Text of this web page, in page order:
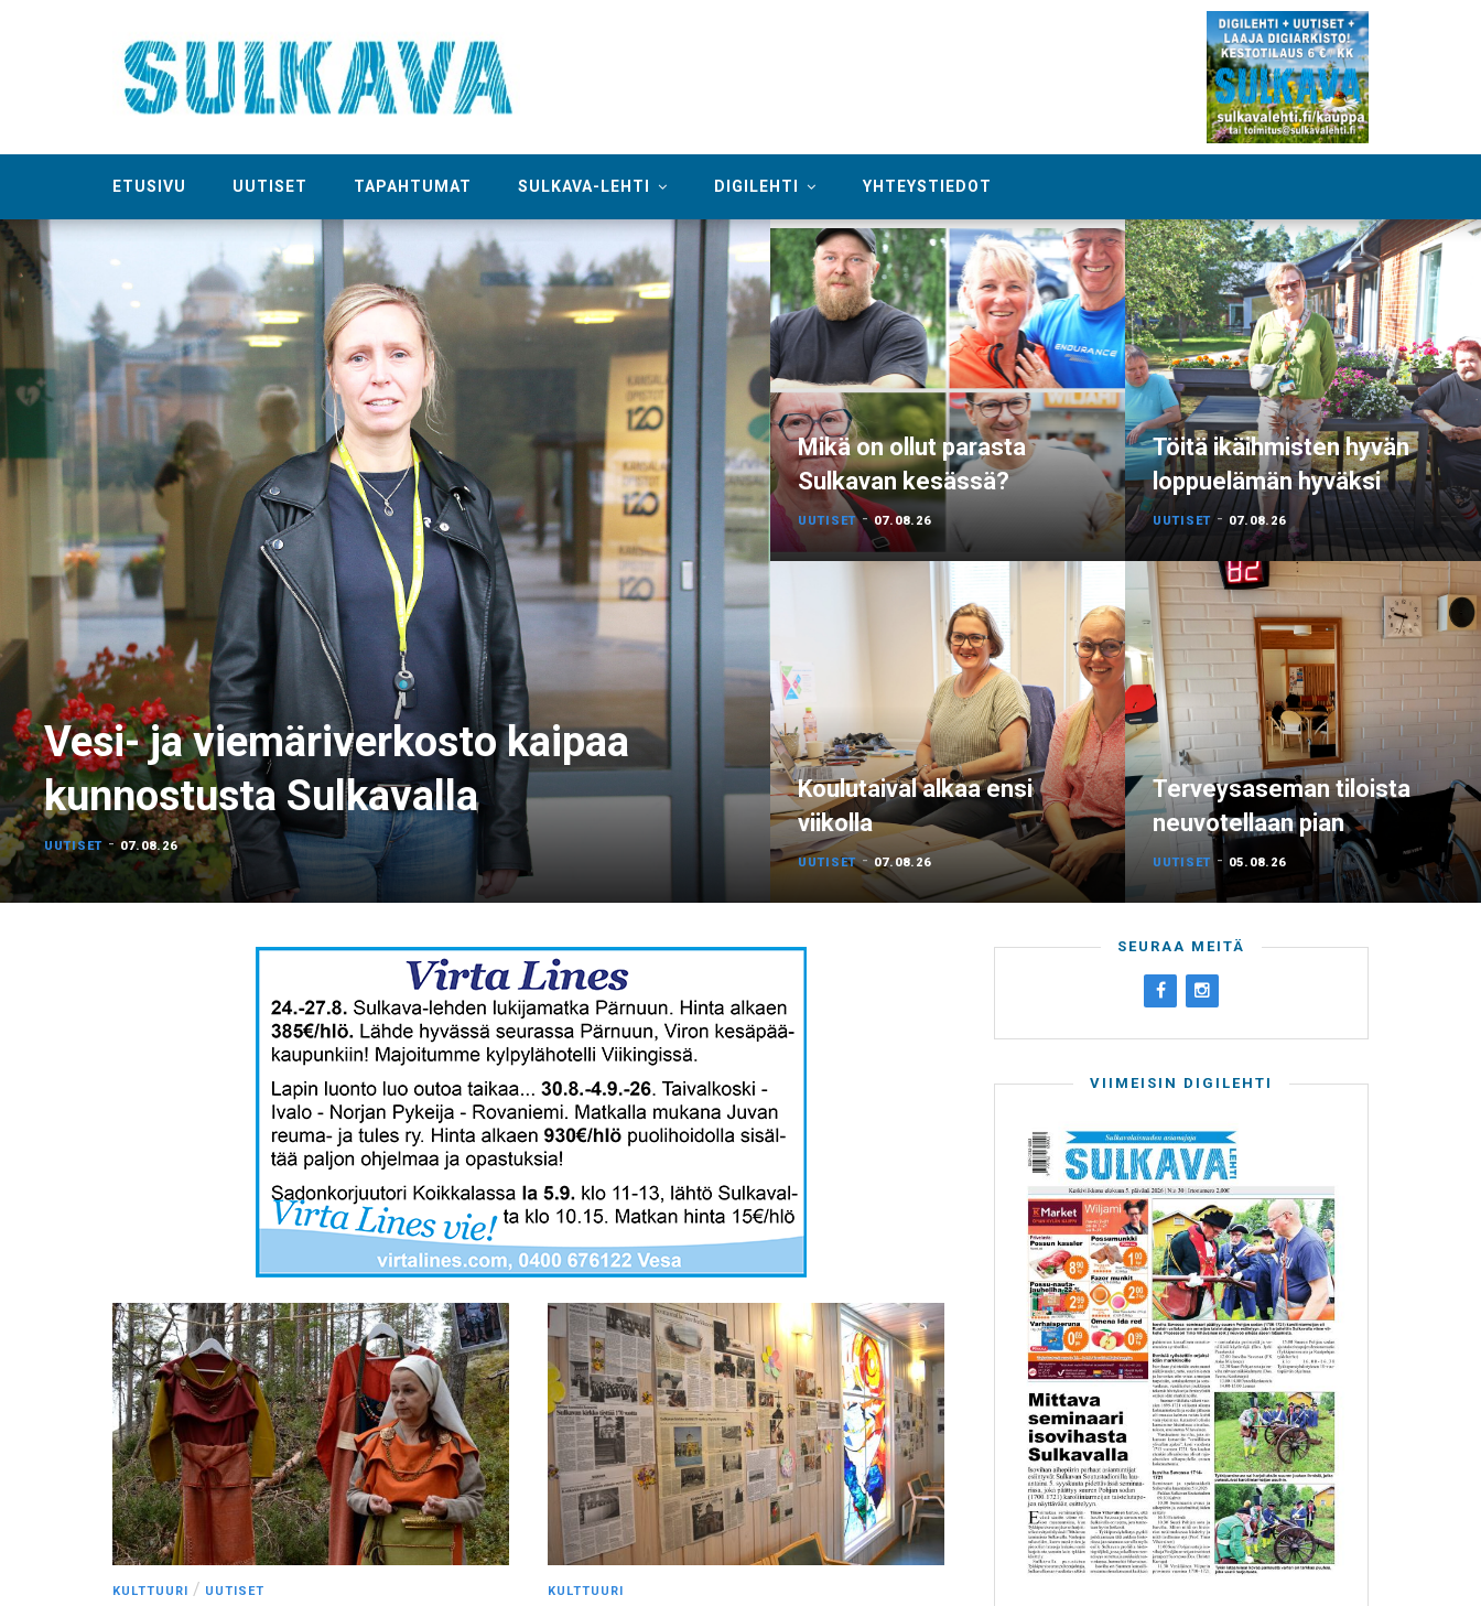
ETUSIVU UUTISET TAPAHTUMAT SULKAVA-LEHTI DIGILEHTI YHTEYSTIEDOT
Vesi- ja viemäriverkosto kaipaa
kunnostusta Sulkavalla
UUTISET - 07.08.26
Mikä on ollut parasta
Sulkavan kesässä?
UUTISET - 07.08.26
Töitä ikäihmisten hyvän
loppuelämän hyväksi
UUTISET - 07.08.26
Koulutaival alkaa ensi
viikolla
UUTISET - 07.08.26
Terveysaseman tiloista
neuvotellaan pian
UUTISET - 05.08.26
KULTTUURI / UUTISET KULTTUURI
SEURAA MEITÄ
VIIMEISIN DIGILEHTI